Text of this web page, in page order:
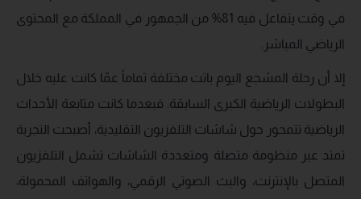
في وقت يتفاعل فيه 81% من الجمهور في المملكة مع المحتوى
الرياضي المباشر.
إلا أن رحلة المشجع اليوم باتت مختلفة تماماً عمّا كانت عليه خلال
البطولات الرياضية الكبرى السابقة. فبعدما كانت متابعة الأحداث
الرياضية تتمحور حول شاشات التلفزيون التقليدية، أصبحت التجربة
تمتد عبر منظومة متصلة ومتعددة الشاشات تشمل التلفزيون
المتصل بالإنترنت، والبث الصوتي الرقمي، والهواتف المحمولة،